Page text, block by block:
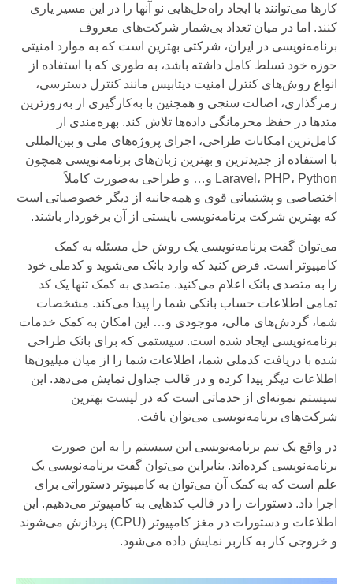
کارها می‌توانند با ایجاد راه‌حل‌هایی نو آنها را در این مسیر یاری
کنند. اما در میان تعداد بی‌شمار شرکت‌های معروف
برنامه‌نویسی در ایران، شرکتی بهترین است که به موارد امنیتی
حوزه خود تسلط کامل داشته باشد، به طوری که با استفاده از
انواع روش‌های کنترل امنیت دیتابیس مانند کنترل دسترسی،
رمزگذاری، اصالت سنجی و همچنین با به‌کارگیری از به‌روزترین
متدها در حفظ محرمانگی داده‌ها تلاش کند. بهره‌مندی از
کامل‌ترین امکانات طراحی، اجرای پروژه‌های ملی و بین‌المللی
با استفاده از جدیدترین و بهترین زبان‌های برنامه‌نویسی همچون
Laravel، PHP، Python و… و طراحی به‌صورت کاملاً
اختصاصی و پشتیبانی قوی و همه‌جانبه از دیگر خصوصیاتی است
که بهترین شرکت برنامه‌نویسی بایستی از آن برخوردار باشند.
می‌توان گفت برنامه‌نویسی یک روش حل مسئله به کمک
کامپیوتر است. فرض کنید که وارد بانک می‌شوید و کدملی خود
را به متصدی بانک اعلام می‌کنید. متصدی به کمک تنها یک کد
تمامی اطلاعات حساب بانکی شما را پیدا می‌کند. مشخصات
شما، گردش‌های مالی، موجودی و… این امکان به کمک خدمات
برنامه‌نویسی ایجاد شده است. سیستمی که برای بانک طراحی
شده با دریافت کدملی شما، اطلاعات شما را از میان میلیون‌ها
اطلاعات دیگر پیدا کرده و در قالب جداول نمایش می‌دهد. این
سیستم نمونه‌ای از خدماتی است که در لیست بهترین
شرکت‌های برنامه‌نویسی می‌توان یافت.
در واقع یک تیم برنامه‌نویسی این سیستم را به این صورت
برنامه‌نویسی کرده‌اند. بنابراین می‌توان گفت برنامه‌نویسی یک
علم است که به کمک آن می‌توان به کامپیوتر دستوراتی برای
اجرا داد. دستورات را در قالب کدهایی به کامپیوتر می‌دهیم. این
اطلاعات و دستورات در مغز کامپیوتر (CPU) پردازش می‌شوند
و خروجی کار به کاربر نمایش داده می‌شود.